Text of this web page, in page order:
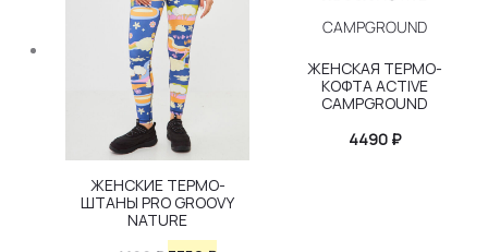
ЖЕНСКИЕ ТЕРМО-
ШТАНЫ PRO GROOVY
NATURE
ЖЕНСКАЯ ТЕРМО-
КОФТА ACTIVE
CAMPGROUND
4490 ₽